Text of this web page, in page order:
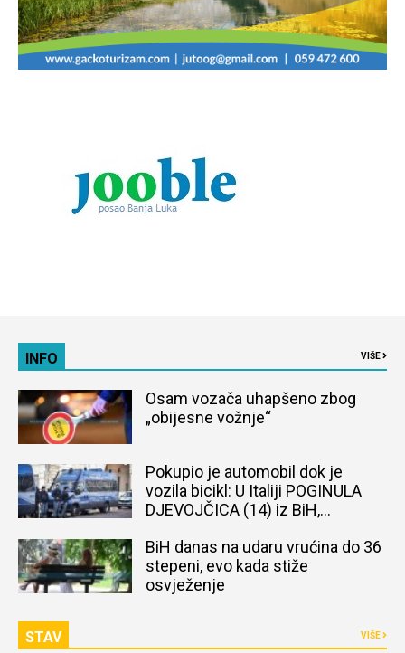
INFO VIŠE
Osam vozača uhapšeno zbog
„obijesne vožnje“
Pokupio je automobil dok je
vozila bicikl: U Italiji POGINULA
DJEVOJČICA (14) iz BiH,
BiH danas na udaru vrućina do 36
stepeni, evo kada stiže
osvježenje
STAV VIŠE